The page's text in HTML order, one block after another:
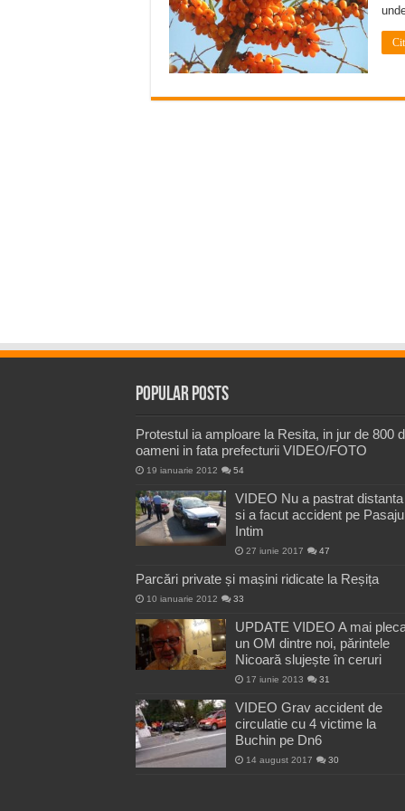
Popular Posts
Protestul ia amploare la Resita, in jur de 800
oameni in fata prefecturii VIDEO/FOTO
19 ianuarie 2012 54
VIDEO Nu a pastrat distanta
si a facut accident pe
Intim
27 iunie 2017 47
Parcări private și mașini ridicate la Reșița
10 ianuarie 2012 33
UPDATE VIDEO A mai
un OM dintre noi, părintele
Nicoară slujește în ceruri
17 iunie 2013 31
VIDEO Grav accident de
circulatie cu 4 victime la
Buchin pe Dn6
14 august 2017 30